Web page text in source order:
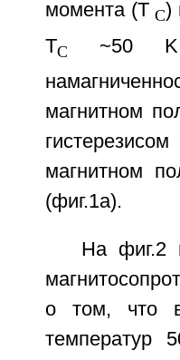
момента (T C)
TC
~50 K
магнитном
магнитном
(фиг.1a).
На фиг.2
о том, что в
температур